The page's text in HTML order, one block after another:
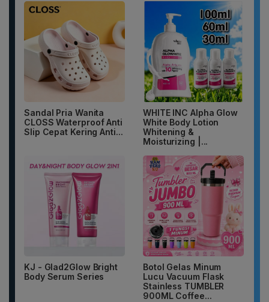
Sandal Pria Wanita
CLOSS Waterproof Anti
Slip Cepat Kering Anti...
WHITE INC Alpha Glow
White Body Lotion
Whitening &
Moisturizing |...
KJ - Glad2Glow Bright
Body Serum Series
Botol Gelas Minum
Lucu Vacuum Flask
Stainless TUMBLER
900ML Coffee...